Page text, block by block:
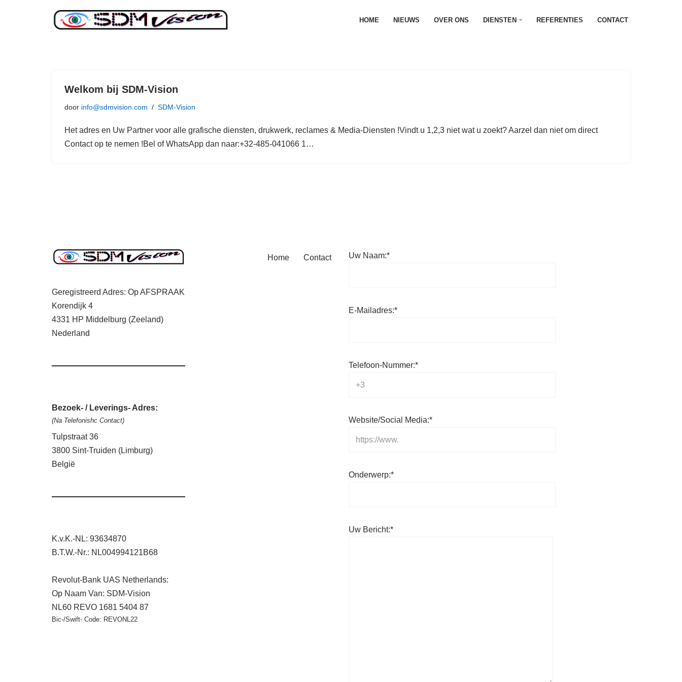
HOME NIEUWS OVER ONS DIENSTEN REFERENTIES CONTACT
Welkom bij SDM-Vision
door info@sdmvision.com SDM-Vision
Het adres en Uw Partner voor alle grafische diensten, drukwerk, reclames & Media-Diensten !Vindt u 1,2,3 niet wat u zoekt? Aarzel dan niet om direct
Contact op te nemen !Bel of WhatsApp dan naar:+32-485-041066 1…
Geregistreerd Adres: Op AFSPRAAK
Korendijk 4
4331 HP Middelburg (Zeeland)
Nederland
Bezoek- / Leverings- Adres:
(Na Telefonishc Contact)
Tulpstraat 36
3800 Sint-Truiden (Limburg)
België
K.v.K.-NL: 93634870
B.T.W.-Nr.: NL004994121B68
Revolut-Bank UAS Netherlands:
Op Naam Van: SDM-Vision
NL60 REVO 1681 5404 87
Bic-/Swift- Code: REVONL22
Home Contact Uw Naam:*
E-Mailadres:*
Telefoon-Nummer:*
Website/Social Media:*
Onderwerp:*
Uw Bericht:*